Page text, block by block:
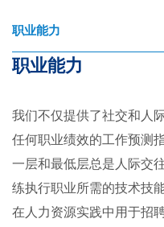
职业能力
职业能力
我们不仅提供了社交和人
任何职业绩效的工作预测
一层和最低层总是人际交
练执行职业所需的技术技
在人力资源实践中用于招